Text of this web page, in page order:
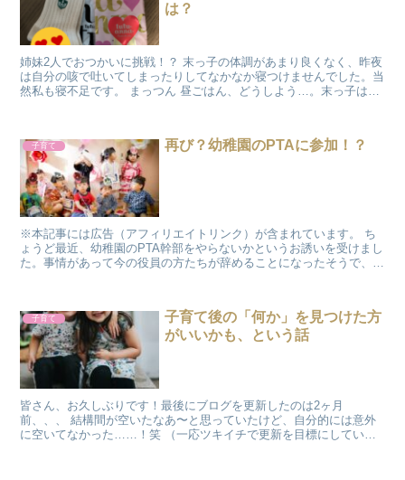
は？
姉妹2人でおつかいに挑戦！？ 末っ子の体調があまり良くなく、昨夜
は自分の咳で吐いてしまったりしてなかなか寝つけませんでした。当
然私も寝不足です。 まっつん 昼ごはん、どうしよう…。末っ子は体
子育て 再び？幼稚園のPTAに参加！？
※本記事には広告（アフィリエイトリンク）が含まれています。 ち
ょうど最近、幼稚園のPTA幹部をやらないかというお誘いを受けまし
た。事情があって今の役員の方たちが辞めることになったそうで、急
子育て
子育て後の「何か」を見つけた方
がいいかも、という話
皆さん、お久しぶりです！最後にブログを更新したのは2ヶ月
前、、、 結構間が空いたなあ〜と思っていたけど、自分的には意外
に空いてなかった……！笑 （一応ツキイチで更新を目標にしている